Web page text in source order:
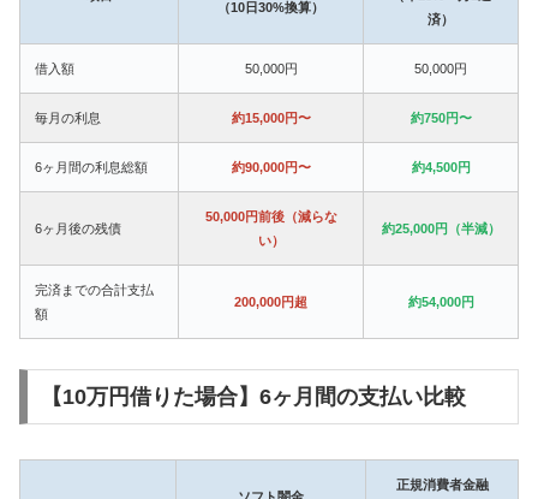
（10日30%換算）
済）
借入額 50,000円 50,000円
毎月の利息 約15,000円〜 約750円〜
6ヶ月間の利息総額 約90,000円〜 約4,500円
6ヶ月後の残債
50,000円前後（減らな
い）
約25,000円（半減）
完済までの合計支払
額
200,000円超 約54,000円
【10万円借りた場合】6ヶ月間の支払い比較
正規消費者金融